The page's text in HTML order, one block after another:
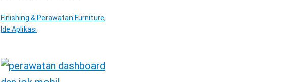
Finishing & Perawatan Furniture,
Ide Aplikasi